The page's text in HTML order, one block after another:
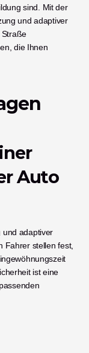
sind. Mit der
und adaptiver
Straße
die Ihnen
Auto
und adaptiver
Fahrer stellen fest,
ist eine